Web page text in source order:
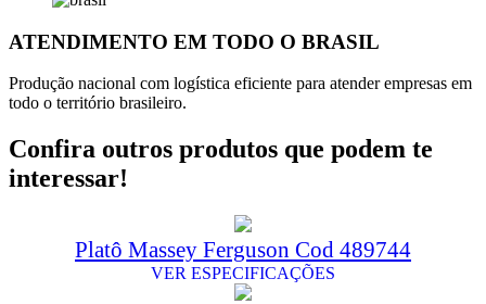
ATENDIMENTO EM TODO O BRASIL
Produção nacional com logística eficiente para atender empresas em
todo o território brasileiro.
Confira outros produtos que podem te
interessar!
Platô Massey Ferguson Cod 489744
VER ESPECIFICAÇÕES